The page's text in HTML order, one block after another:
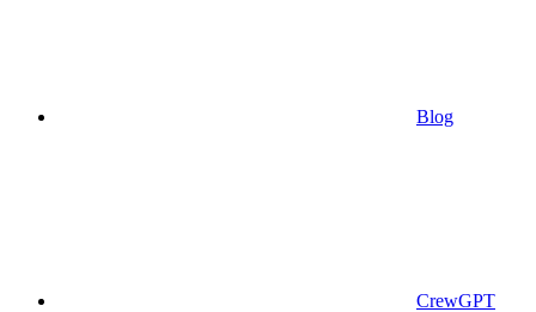
Blog
CrewGPT